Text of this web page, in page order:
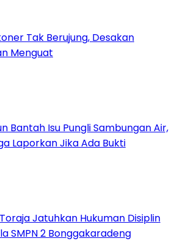
Tak Berujung, Desakan
Menguat
Bantah Isu Pungli Sambungan Air,
Laporkan Jika Ada Bukti
Jatuhkan Hukuman Disiplin
SMPN 2 Bonggakaradeng